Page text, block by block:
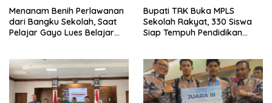
Menanam Benih Perlawanan
dari Bangku Sekolah, Saat
Pelajar Gayo Lues Belajar
Bupati TRK Buka MPLS
Sekolah Rakyat, 330 Siswa
Siap Tempuh Pendidikan